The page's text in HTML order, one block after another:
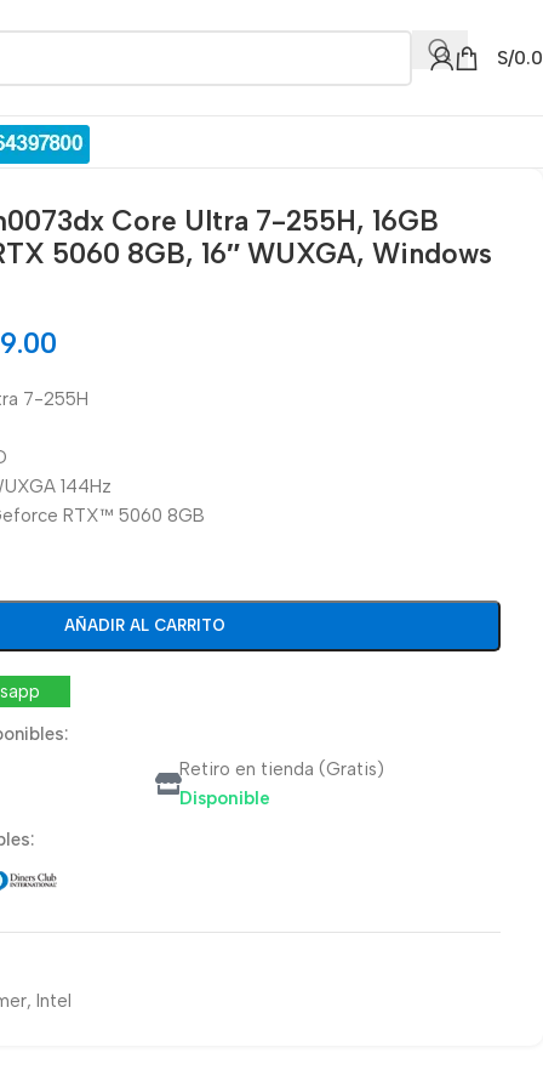
S/
Core Ultra 7-255H, 16GB
5060 8GB, 16″ WUXGA, Windows
7-255H
144Hz
RTX™ 5060 8GB
AÑADIR AL CARRITO
Retiro en tienda (Gratis)
Disponible
, Intel